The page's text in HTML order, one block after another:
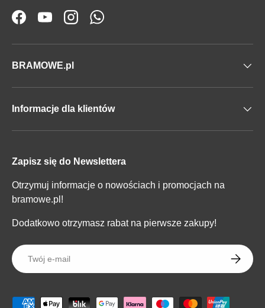
FacebookYouTubeInstagramWhatsApp
BRAMOWE.pl
Informacje dla klientów
Zapisz się do Newslettera
Otrzymuj informacje o nowościach i promocjach na
bramowe.pl!
Dodatkowo otrzymasz rabat na pierwsze zakupy!
E-mail
Metody płatności zaakceptowane